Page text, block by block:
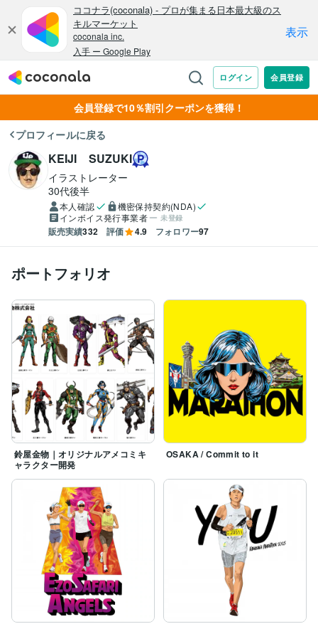
会員登録で10％割引クーポンを獲得！
プロフィールに戻る
KEIJI SUZUKI
イラストレーター
30代後半
本人確認
機密保持契約(NDA)
インボイス発行事業者
未登録
販売実績332 評価 4.9 フォロワー97
ポートフォリオ
鈴屋金物｜オリジナルアメコミキ
ャラクター開発
OSAKA / Commit to it